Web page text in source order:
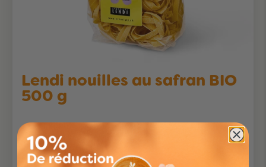
Lendi nouilles au safran BIO
500 g
500g
9.90